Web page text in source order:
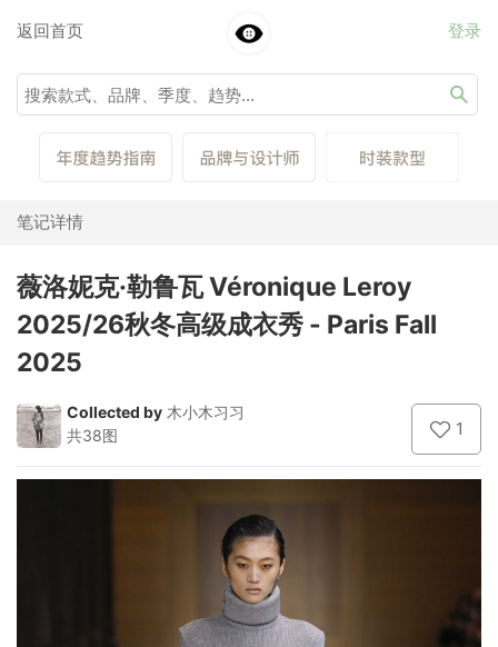
返回首页 登录
笔记详情
薇洛妮克·勒鲁瓦 Véronique Leroy
2025/26秋冬高级成衣秀 - Paris Fall
2025
Collected by 木小木习习
共38图
1